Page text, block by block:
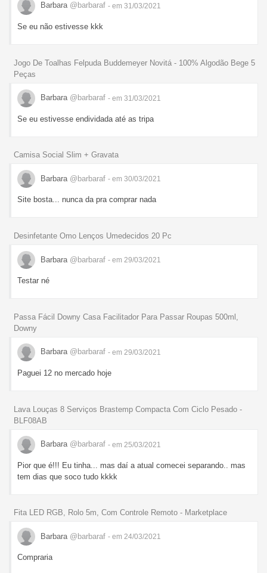
Barbara @barbaraf - em 31/03/2021
Se eu não estivesse kkk
Jogo De Toalhas Felpuda Buddemeyer Novitá - 100% Algodão Bege 5
Peças
Barbara @barbaraf - em 31/03/2021
Se eu estivesse endividada até as tripa
Camisa Social Slim + Gravata
Barbara @barbaraf - em 30/03/2021
Site bosta... nunca da pra comprar nada
Desinfetante Omo Lenços Umedecidos 20 Pc
Barbara @barbaraf - em 29/03/2021
Testar né
Passa Fácil Downy Casa Facilitador Para Passar Roupas 500ml,
Downy
Barbara @barbaraf - em 29/03/2021
Paguei 12 no mercado hoje
Lava Louças 8 Serviços Brastemp Compacta Com Ciclo Pesado -
BLF08AB
Barbara @barbaraf - em 25/03/2021
Pior que é!!! Eu tinha... mas daí a atual comecei separando.. mas
tem dias que soco tudo kkkk
Fita LED RGB, Rolo 5m, Com Controle Remoto - Marketplace
Barbara @barbaraf - em 24/03/2021
Compraria